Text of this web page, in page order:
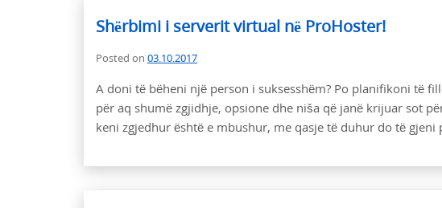
Shërbimi i serverit virtual në ProHoster!
Posted on 03.10.2017
A doni të bëheni një person i suksesshëm? Po planifikoni të
për aq shumë zgjidhje, opsione dhe niša që janë krijuar sot
keni zgjedhur është e mbushur, me qasje të duhur do të